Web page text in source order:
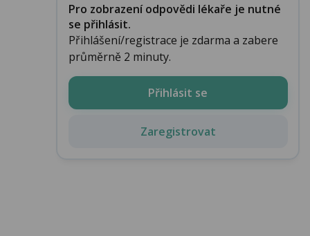
Pro zobrazení odpovědi lékaře je nutné
se přihlásit.
Přihlášení/registrace je zdarma a zabere
průměrně 2 minuty.
Přihlásit se
Zaregistrovat